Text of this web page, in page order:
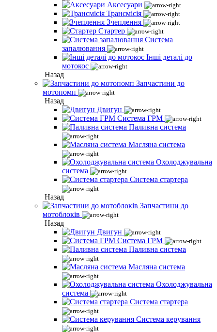
Аксесуари
Трансмісія
Зчеплення
Стартер
Система
запалювання
Інші деталі до
мотокос
Назад
Запчастини до
мотопомп
Назад
Двигун
Система ГРМ
Паливна система
Масляна система
Охолоджувальна
система
Система стартера
Назад
Запчастини до
мотоблоків
Назад
Двигун
Система ГРМ
Паливна система
Масляна система
Охолоджувальна
система
Система стартера
Система керування